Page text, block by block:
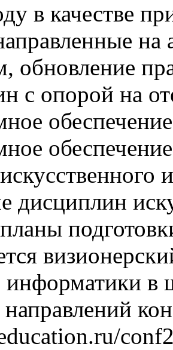
в качестве
на
обновление
с опорой на
дисциплин
информатики
направлений